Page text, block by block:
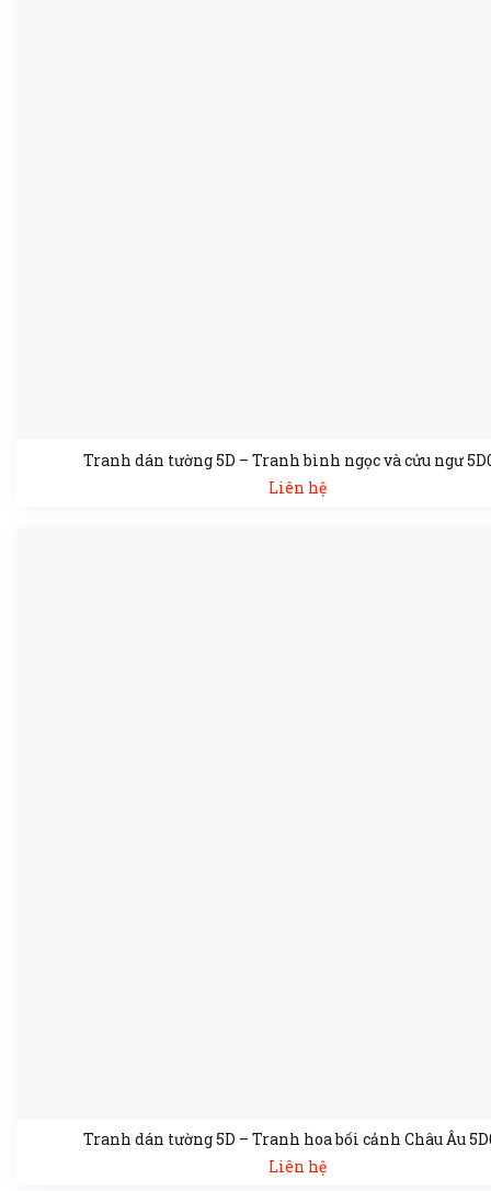
Tranh dán tường 5D – Tranh bình ngọc và cửu ngư
Liên hệ
Tranh dán tường 5D – Tranh hoa bối cảnh Châu Âu
Liên hệ